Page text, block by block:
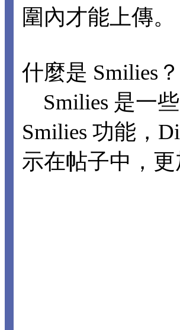
圍內才能上傳。
什麼是 Smilies？
Smilies 是一
Smilies 功能，
示在帖子中，